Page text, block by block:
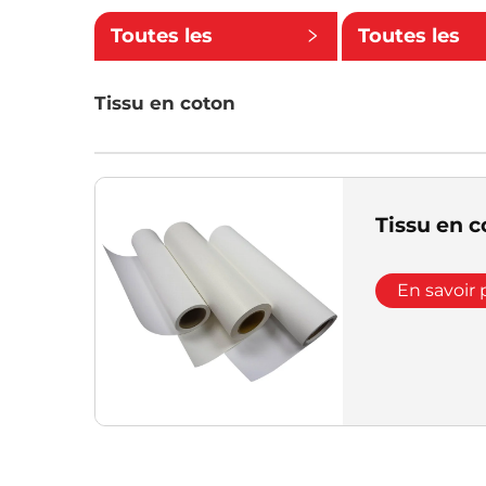
Toutes les Toutes les
Tissu en coton
Tissu en
En savoir